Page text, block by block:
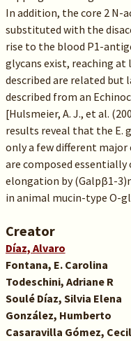
In addition, the core 2 N-
substituted with the
rise to the blood P1-
glycans exist, reaching at
described are related but
described from an
[Hulsmeier, A. J., et al.
results reveal that the E.
only a few different
are composed
elongation by (Galpβ1-
in animal mucin-type O-
Creator
Díaz, Alvaro
Fontana, E. Carolina
Todeschini, Adriane R
Soulé Díaz, Silvia Elena
González, Humberto
Casaravilla Gómez,